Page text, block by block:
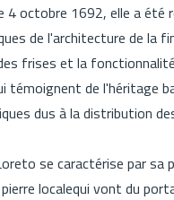
4 octobre 1692, elle a
de l'architecture de la
frises et la
témoignent de l'héritage
dus à la distribution
se caractérise par
localequi vont du